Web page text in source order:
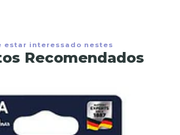
estar interessado nestes
Recomendados